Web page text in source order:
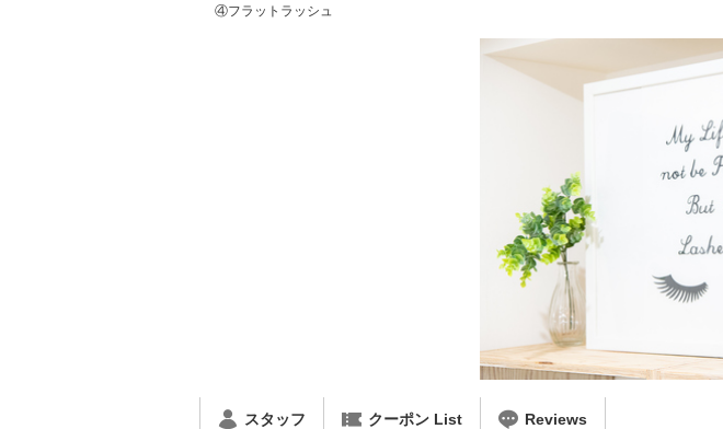
④フラットラッシュ
スタッフ クーポン List Reviews